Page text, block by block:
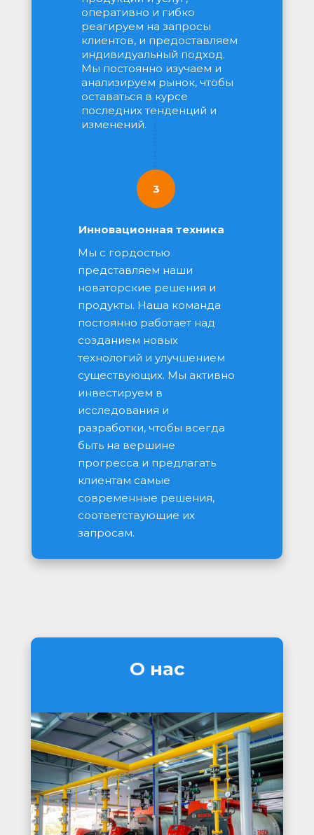
Инновационная техника
оперативно и гибко
реагируем на запросы
клиентов, и предоставляем
индивидуальный подход.
Мы постоянно изучаем и
анализируем рынок, чтобы
оставаться в курсе
последних тенденций и
изменений.
Мы с гордостью
представляем наши
новаторские решения и
продукты. Наша команда
постоянно работает над
созданием новых
технологий и улучшением
существующих. Мы активно
инвестируем в
исследования и
разработки, чтобы всегда
быть на вершине
прогресса и предлагать
клиентам самые
современные решения,
соответствующие их
запросам.
3
О нас